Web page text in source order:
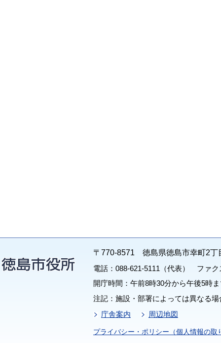
〒770-8571 徳島県徳島市幸町2丁
電話：088-621-5111（代表） ファク
開庁時間：午前8時30分から午後5時
注記：施設・部署によっては異なる
庁舎案内
周辺地図
プライバシー・ポリシー（個人情報の取